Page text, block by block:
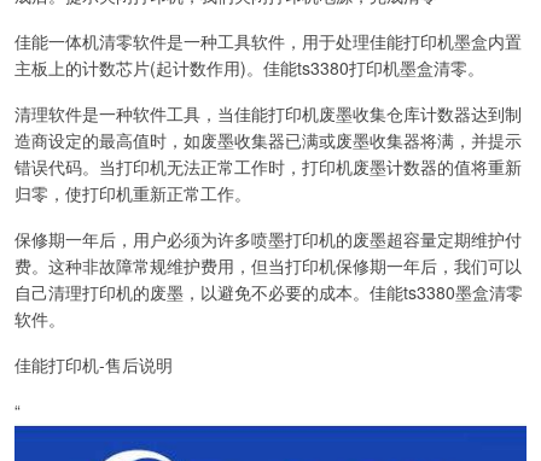
佳能一体机清零软件是一种工具软件，用于处理佳能打印机墨盒内置
主板上的计数芯片(起计数作用)。佳能ts3380打印机墨盒清零。
清理软件是一种软件工具，当佳能打印机废墨收集仓库计数器达到制
造商设定的最高值时，如废墨收集器已满或废墨收集器将满，并提示
错误代码。当打印机无法正常工作时，打印机废墨计数器的值将重新
归零，使打印机重新正常工作。
保修期一年后，用户必须为许多喷墨打印机的废墨超容量定期维护付
费。这种非故障常规维护费用，但当打印机保修期一年后，我们可以
自己清理打印机的废墨，以避免不必要的成本。佳能ts3380墨盒清零
软件。
佳能打印机-售后说明
“